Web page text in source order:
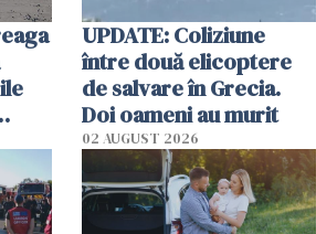
UPDATE: Coliziune
între două elicoptere
de salvare în Grecia.
Doi oameni au murit
02 AUGUST 2026